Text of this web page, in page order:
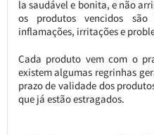
la saudável e bonita, e não
os produtos vencidos
inflamações, irritações e
Cada produto vem com o
existem algumas regrinhas
prazo de validade dos
que já estão estragados.